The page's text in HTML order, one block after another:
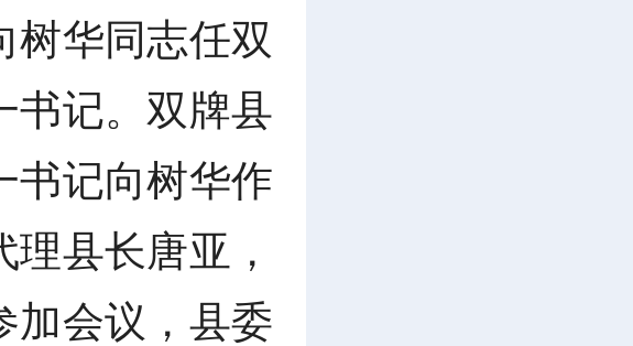
树华同志任双
书记。双牌县
书记向树华作
县长唐亚，
加会议，县委